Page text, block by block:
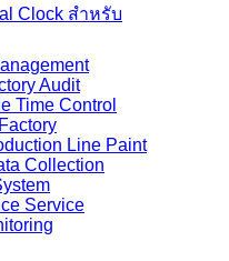
Clock สำหรับ
Audit
Time Control
Line Paint
Collection
Service